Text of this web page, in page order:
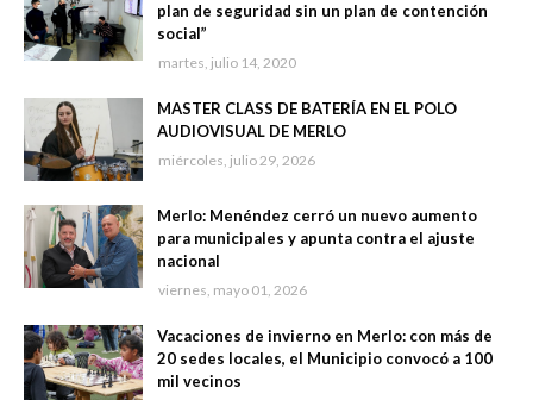
plan de seguridad sin un plan de contención
social”
martes, julio 14, 2020
MASTER CLASS DE BATERÍA EN EL POLO
AUDIOVISUAL DE MERLO
miércoles, julio 29, 2026
Merlo: Menéndez cerró un nuevo aumento
para municipales y apunta contra el ajuste
nacional
viernes, mayo 01, 2026
Vacaciones de invierno en Merlo: con más de
20 sedes locales, el Municipio convocó a 100
mil vecinos